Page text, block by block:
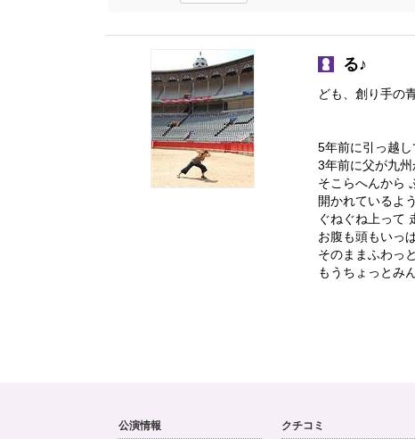
る♪
ども、創り手の
5年前に引っ越
3年前に父が九州
そこらへんから
開かれているよ
ぐねぐね上って
お腹も頭もいっ
そのままふわっ
もうちょっとみ
公演情報 クチコミ